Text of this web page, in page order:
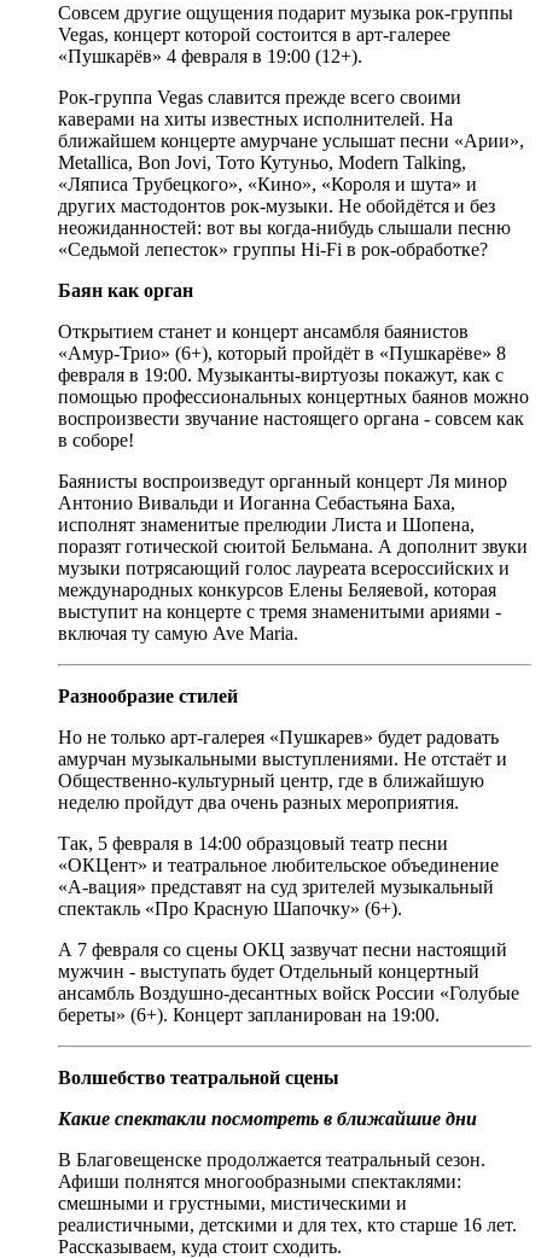
Совсем другие ощущения подарит музыка рок-группы
Vegas, концерт которой состоится в арт-галерее
«Пушкарёв» 4 февраля в 19:00 (12+).
Рок-группа Vegas славится прежде всего своими
каверами на хиты известных исполнителей. На
ближайшем концерте амурчане услышат песни «Арии»,
Metallica, Bon Jovi, Тото Кутуньо, Modern Talking,
«Ляписа Трубецкого», «Кино», «Короля и шута» и
других мастодонтов рок-музыки. Не обойдётся и без
неожиданностей: вот вы когда-нибудь слышали песню
«Седьмой лепесток» группы Hi-Fi в рок-обработке?
Баян как орган
Открытием станет и концерт ансамбля баянистов
«Амур-Трио» (6+), который пройдёт в «Пушкарёве» 8
февраля в 19:00. Музыканты-виртуозы покажут, как с
помощью профессиональных концертных баянов можно
воспроизвести звучание настоящего органа - совсем как
в соборе!
Баянисты воспроизведут органный концерт Ля минор
Антонио Вивальди и Иоганна Себастьяна Баха,
исполнят знаменитые прелюдии Листа и Шопена,
поразят готической сюитой Бельмана. А дополнит звуки
музыки потрясающий голос лауреата всероссийских и
международных конкурсов Елены Беляевой, которая
выступит на концерте с тремя знаменитыми ариями -
включая ту самую Ave Maria.
Разнообразие стилей
Но не только арт-галерея «Пушкарев» будет радовать
амурчан музыкальными выступлениями. Не отстаёт и
Общественно-культурный центр, где в ближайшую
неделю пройдут два очень разных мероприятия.
Так, 5 февраля в 14:00 образцовый театр песни
«ОКЦент» и театральное любительское объединение
«А-вация» представят на суд зрителей музыкальный
спектакль «Про Красную Шапочку» (6+).
А 7 февраля со сцены ОКЦ зазвучат песни настоящий
мужчин - выступать будет Отдельный концертный
ансамбль Воздушно-десантных войск России «Голубые
береты» (6+). Концерт запланирован на 19:00.
Волшебство театральной сцены
Какие спектакли посмотреть в ближайшие дни
В Благовещенске продолжается театральный сезон.
Афиши полнятся многообразными спектаклями:
смешными и грустными, мистическими и
реалистичными, детскими и для тех, кто старше 16 лет.
Рассказываем, куда стоит сходить.